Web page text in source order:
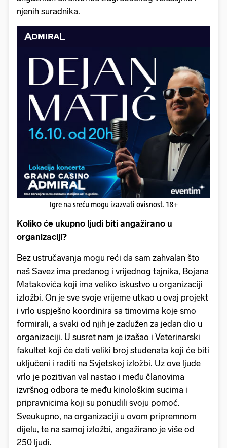
njenih suradnika.
Igre na sreću mogu izazvati ovisnost. 18+
Koliko će ukupno ljudi biti angažirano u
organizaciji?
Bez ustručavanja mogu reći da sam zahvalan što
naš Savez ima predanog i vrijednog tajnika, Bojana
Matakovića koji ima veliko iskustvo u organizaciji
izložbi. On je sve svoje vrijeme utkao u ovaj projekt
i vrlo uspješno koordinira sa timovima koje smo
formirali, a svaki od njih je zadužen za jedan dio u
organizaciji. U susret nam je izašao i Veterinarski
fakultet koji će dati veliki broj studenata koji će biti
uključeni i raditi na Svjetskoj izložbi. Uz ove ljude
vrlo je pozitivan val nastao i među članovima
izvršnog odbora te među kinološkim sucima i
pripravnicima koji su ponudili svoju pomoć.
Sveukupno, na organizaciji u ovom pripremnom
dijelu, te na samoj izložbi, angažirano je više od
250 ljudi.